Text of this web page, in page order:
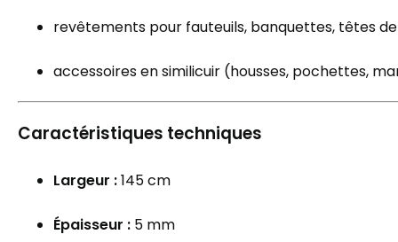
revêtements pour fauteuils, banquettes, têtes
accessoires en similicuir (housses, pochettes,
Caractéristiques techniques
Largeur :145 cm
Épaisseur : 5 mm